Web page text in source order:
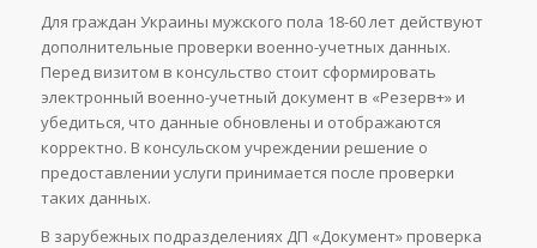
Для граждан Украины мужского пола 18-60 лет действуют
дополнительные проверки военно-учетных данных.
Перед визитом в консульство стоит сформировать
электронный военно-учетный документ в «Резерв+» и
убедиться, что данные обновлены и отображаются
корректно. В консульском учреждении решение о
предоставлении услуги принимается после проверки
таких данных.
В зарубежных подразделениях ДП «Документ» проверка